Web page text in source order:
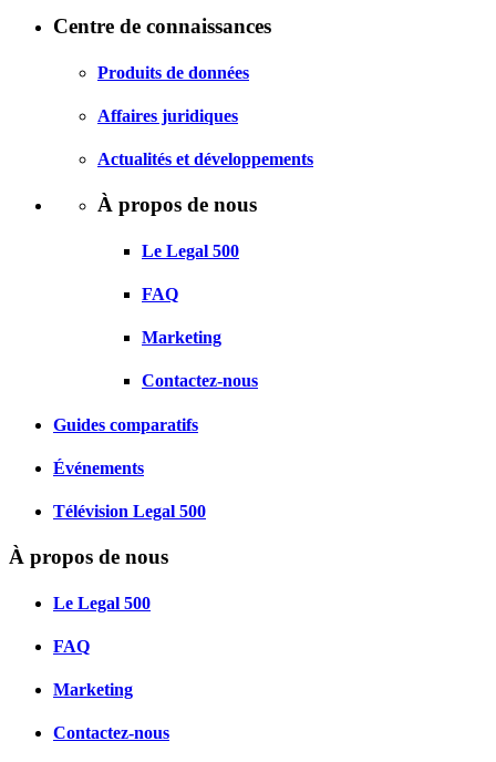
Centre de connaissances
Produits de données
Affaires juridiques
Actualités et développements
À propos de nous
Le Legal 500
FAQ
Marketing
Contactez-nous
Guides comparatifs
Événements
Télévision Legal 500
À propos de nous
Le Legal 500
FAQ
Marketing
Contactez-nous